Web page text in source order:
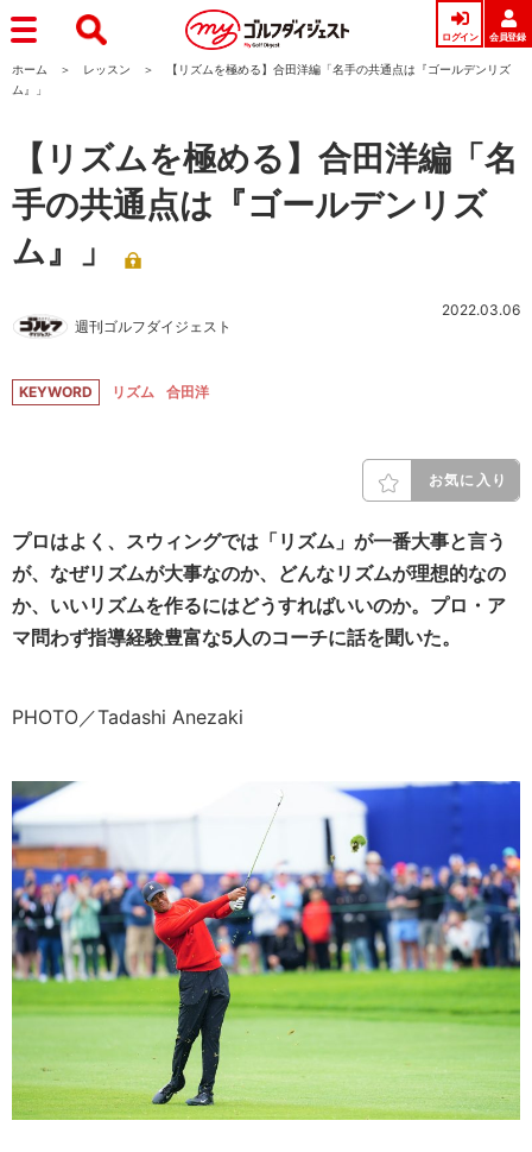
ログイン 会員登録
ホーム レッスン
【リズムを極める】合田洋編「名手の共通点は『ゴールデンリズ
ム』」
【リズムを極める】合田洋編「名
手の共通点は『ゴールデンリズ
ム』」
週刊ゴルフダイジェスト
2022.03.06
KEYWORD リズム 合田洋
お気に入り
プロはよく、スウィングでは「リズム」が一番大事と言う
が、なぜリズムが大事なのか、どんなリズムが理想的なの
か、いいリズムを作るにはどうすればいいのか。プロ・ア
マ問わず指導経験豊富な5人のコーチに話を聞いた。
PHOTO／Tadashi Anezaki